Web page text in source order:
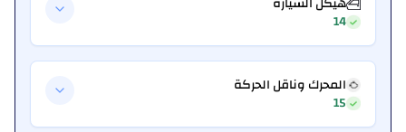
14
المحرك وناقل الحركة
15